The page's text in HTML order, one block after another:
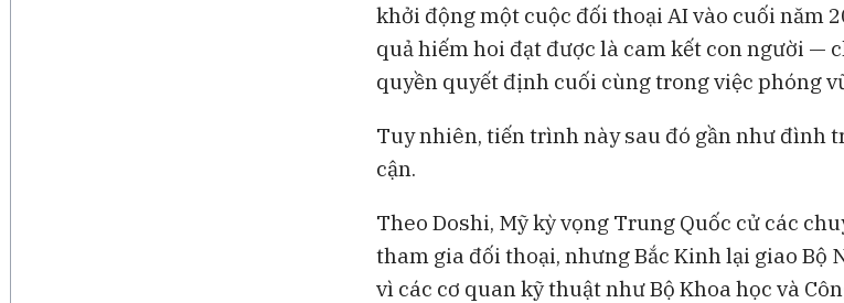
khởi động một cuộc đối thoại AI vào cuối năm
quả hiếm hoi đạt được là cam kết con người —
quyền quyết định cuối cùng trong việc phóng
Tuy nhiên, tiến trình này sau đó gần như đình
cận.
Theo Doshi, Mỹ kỳ vọng Trung Quốc cử các
tham gia đối thoại, nhưng Bắc Kinh lại giao Bộ
vì các cơ quan kỹ thuật như Bộ Khoa học và